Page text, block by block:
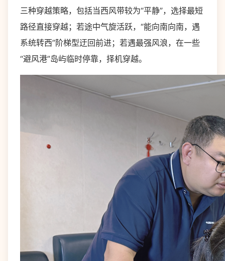
三种穿越策略，包括当西风带较为“平静”，选择最短
路径直接穿越；若途中气旋活跃，“能向南向南，遇
系统转西”阶梯型迂回前进；若遇最强风浪，在一些
“避风港”岛屿临时停靠，择机穿越。